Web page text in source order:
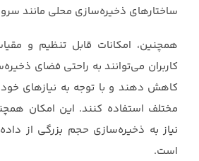
ساختارهای ذخیره‌سازی محلی مانند
همچنین، امکانات قابل تنظیم و
کاربران می‌توانند به راحتی ‏فضای
کاهش دهند و با توجه به نیازهای
مختلف ‏استفاده کنند. این امکان
نیاز به ذخیره‌سازی حجم بزرگی از
است.‏